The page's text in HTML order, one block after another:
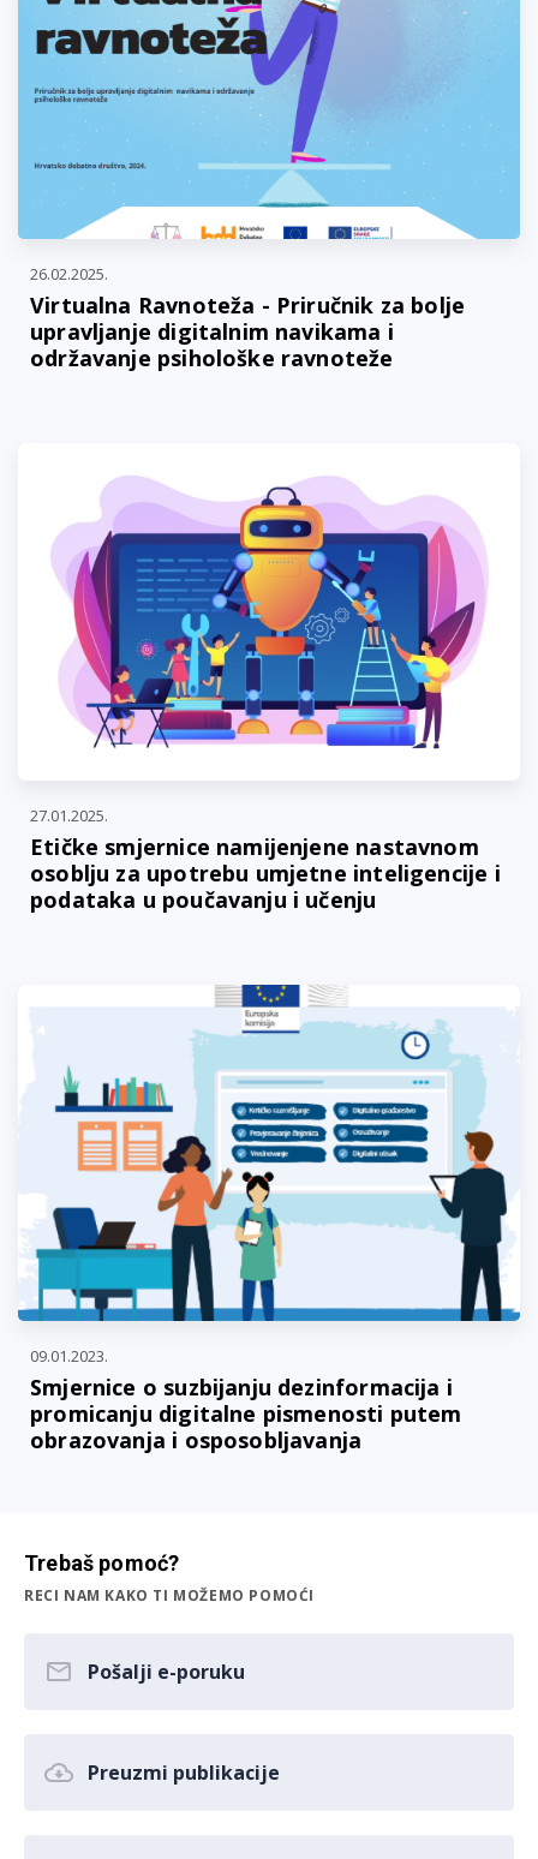
26.02.2025.
Virtualna Ravnoteža - Priručnik za bolje
upravljanje digitalnim navikama i
održavanje psihološke ravnoteže
27.01.2025.
Etičke smjernice namijenjene nastavnom
osoblju za upotrebu umjetne inteligencije i
podataka u poučavanju i učenju
09.01.2023.
Smjernice o suzbijanju dezinformacija i
promicanju digitalne pismenosti putem
obrazovanja i osposobljavanja
Trebaš pomoć?
RECI NAM KAKO TI MOŽEMO POMOĆI
Pošalji e-poruku
Preuzmi publikacije